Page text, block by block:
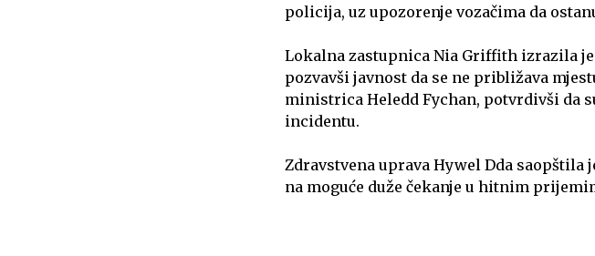
policija, uz upozorenje vozačima da
Lokalna zastupnica Nia Griffith izrazila
pozvavši javnost da se ne približava
ministrica Heledd Fychan, potvrdivši da
incidentu.
Zdravstvena uprava Hywel Dda
na moguće duže čekanje u hitnim